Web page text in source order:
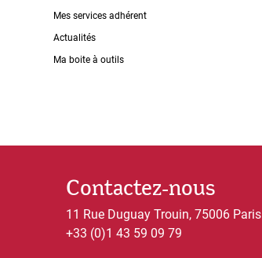
Mes services adhérent
Actualités
Ma boite à outils
Contactez-nous
11 Rue Duguay Trouin, 75006 Paris
+33 (0)1 43 59 09 79